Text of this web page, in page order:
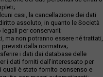
casi, la cancellazione dei dati
assoluto, in quanto le Società
per conservarli;
ma non potranno essere né trattati,
dalla normativa;
i dati dai database delle
i dati forniti dall’interessato per
quali è stato fornito consenso e